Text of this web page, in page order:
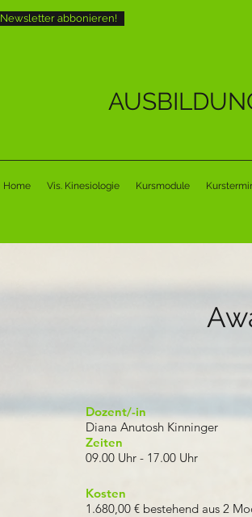
Newsletter abbonieren!
Home Vis. Kinesiologie Kursmodule
Dozent/-in
Diana Anutosh Kinninger
Zeiten
09.00 Uhr - 17.00 Uhr
Kosten
1.680,00 € bestehend aus 2